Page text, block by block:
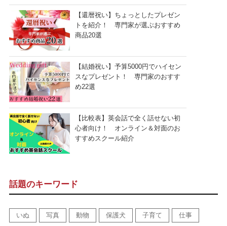
【還暦祝い】ちょっとしたプレゼン
トを紹介！ 専門家が選ぶおすすめ
商品20選
【結婚祝い】予算5000円でハイセン
スなプレゼント！ 専門家のおすす
め22選
【比較表】英会話で全く話せない初
心者向け！ オンライン＆対面のお
すすめスクール紹介
話題のキーワード
いぬ 写真 動物 保護犬 子育て 仕事